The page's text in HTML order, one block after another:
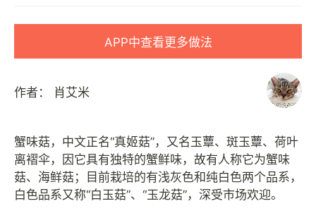
APP中查看更多做法
作者： 肖艾米
蟹味菇，中文正名“真姬菇”，又名玉蕈、斑玉蕈、荷叶
离褶伞，因它具有独特的蟹鲜味，故有人称它为蟹味
菇、海鲜菇；目前栽培的有浅灰色和纯白色两个品系，